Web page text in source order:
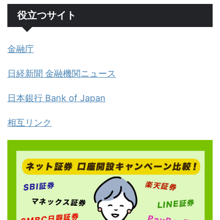
役立つサイト
金融庁
日経新聞 金融機関ニュース
日本銀行 Bank of Japan
相互リンク